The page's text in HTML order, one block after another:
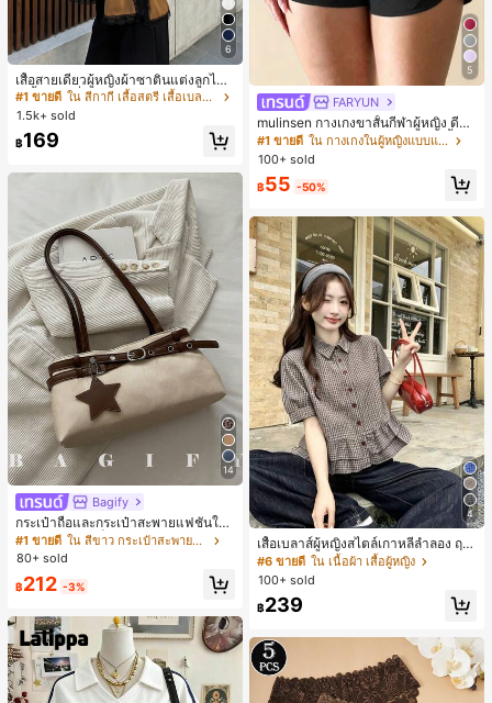
6
เสื้อสายเดี่ยวผู้หญิงผ้าซาตินแต่งลูกไม้
- เสื้อสายเดี่ยวฤดูร้อนสีคากีมีรอยผ่าด้า
นข้างที่น่าดึงดูดแบบสบายๆ
#1 ขายดี
ใน สีกากี เสื้อสตรี เสื้อเบลาส์ & Tee
ลูกค้ากลับมาซื้อซ้ำ!
#1 ขายดี
ใน สีกากี เสื้อสตรี เสื้อเบลาส์ & Tee
ลูกค้ากลับมาซื้อซ้ำ!
#1 ขายดี
ใน สีกากี เสื้อสตรี เสื้อเบลาส์ & Tee
ลูกค้ากลับมาซื้อซ้ำ!
#1 ขายดี
ใน สีกากี เสื้อสตรี เสื้อเบลาส์ & Tee
1.5k+ sold
฿169
14
Bagify
กระเป๋าถือและกระเป๋าสะพายแฟชั่นให
ม่ ตกแต่งด้วยเข็มขัด เหมาะสำหรับงาน
ปาร์ตี้ การรวมตัว การออกไปข้างนอก ก
ประจำวัน สามารถเก็บเหรียญ โทรศัพท์
เหมาะสำหรับกระเป๋าทำงานของพนักง
านออฟฟิศ นักศึกษามหาวิทยาลัย และ
พนักงานออฟฟิศ กระเป๋าผู้หญิงที่หรูหรา
#1 ขายดี
ใน สีขาว กระเป๋าสะพายผู้หญิง
80+ sold
฿212 -3%
5
FARYUN
mulinsen กางเกงขาสั้นกีฬาผู้หญิง ดีไซ
น์ปลายเปิด เอวยืดหยุ่น กางเกงขาสั้น
ลำลองกีฬาฤดูร้อน ความยาว 3/4
#1 ขายดี
ใน กางเกงในผู้หญิงแบบแอคทีฟ
100+ sold
฿55 -50%
4
เสื้อเบลาส์ผู้หญิงสไตล์เกาหลีลำลอง ฤดู
ใบไม้ผลิ/ฤดูร้อนใหม่ ชายระบาย ชิคแล
ะหรูหรา
#6 ขายดี ใน เนื้อผ้า เสื้อผู้หญิง
100+ sold
฿239